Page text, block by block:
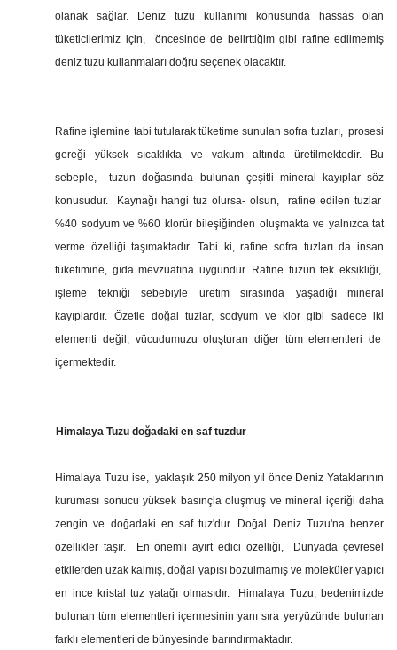
olanak sağlar. Deniz tuzu kullanımı konusunda hassas olan
tüketicilerimiz için, öncesinde de belirttiğim gibi rafine edilmemiş
deniz tuzu kullanmaları doğru seçenek olacaktır.
Rafine işlemine tabi tutularak tüketime sunulan sofra tuzları, prosesi
gereği yüksek sıcaklıkta ve vakum altında üretilmektedir. Bu
sebeple, tuzun doğasında bulunan çeşitli mineral kayıplar söz
konusudur. Kaynağı hangi tuz olursa- olsun, rafine edilen tuzlar
%40 sodyum ve %60 klorür bileşiğinden oluşmakta ve yalnızca tat
verme özelliği taşımaktadır. Tabi ki, rafine sofra tuzları da insan
tüketimine, gıda mevzuatına uygundur. Rafine tuzun tek eksikliği,
işleme tekniği sebebiyle üretim sırasında yaşadığı mineral
kayıplardır. Özetle doğal tuzlar, sodyum ve klor gibi sadece iki
elementi değil, vücudumuzu oluşturan diğer tüm elementleri de
içermektedir.
Himalaya Tuzu doğadaki en saf tuzdur
Himalaya Tuzu ise, yaklaşık 250 milyon yıl önce Deniz Yataklarının
kuruması sonucu yüksek basınçla oluşmuş ve mineral içeriği daha
zengin ve doğadaki en saf tuz'dur. Doğal Deniz Tuzu'na benzer
özellikler taşır. En önemli ayırt edici özelliği, Dünyada çevresel
etkilerden uzak kalmış, doğal yapısı bozulmamış ve moleküler yapıcı
en ince kristal tuz yatağı olmasıdır. Himalaya Tuzu, bedenimizde
bulunan tüm elementleri içermesinin yanı sıra yeryüzünde bulunan
farklı elementleri de bünyesinde barındırmaktadır.